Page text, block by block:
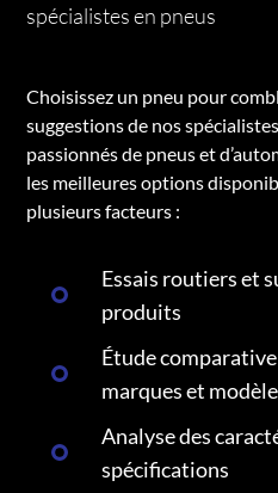
spécialistes en pneus
Choisissez un pneu pour
suggestions de nos
passionnés de pneus et
les meilleures options
plusieurs facteurs :
Essais routiers et
produits
Étude
marques et
Analyse des
spécifications